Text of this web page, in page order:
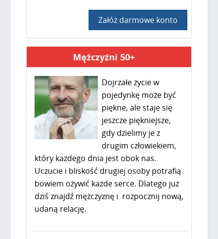
Załóż darmowe konto
Mężczyźni 50+
Dojrzałe życie w
pojedynkę może być
piękne, ale staje się
jeszcze piękniejsze,
gdy dzielimy je z
drugim człowiekiem,
który każdego dnia jest obok nas.
Uczucie i bliskość drugiej osoby potrafią
bowiem ożywić każde serce. Dlatego już
dziś znajdź mężczyznę i rozpocznij nową,
udaną relację.